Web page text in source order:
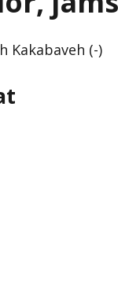
Kakabaveh (-)